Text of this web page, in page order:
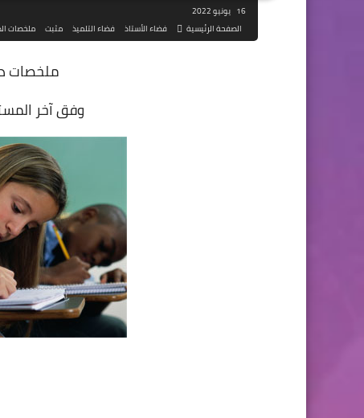
16 يونيو 2022
الصفحة الرئيسية
فضاء الأستاذ فضاء التلميذ مثبت ملخصات
ملخصات
وفق آخر